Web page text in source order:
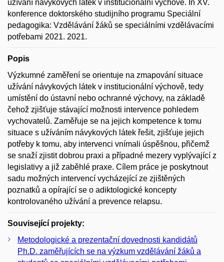
užívání návykových látek v institucionální výchově. In XV.
konference doktorského studijního programu Speciální
pedagogika: Vzdělávání žáků se speciálními vzdělávacími
potřebami 2021. 2021.
Popis
Výzkumné zaměření se orientuje na zmapování situace
užívání návykových látek v institucionální výchově, tedy
umístění do ústavní nebo ochranné výchovy, na základě
čehož zjišťuje stávající možnosti intervence pohledem
vychovatelů. Zaměřuje se na jejich kompetence k tomu
situace s užíváním návykových látek řešit, zjišťuje jejich
potřeby k tomu, aby intervenci vnímali úspěšnou, přičemž
se snaží zjistit dobrou praxi a případné mezery vyplývající z
legislativy a již zaběhlé praxe. Cílem práce je poskytnout
sadu možných intervencí vycházející ze zjištěných
poznatků a opírající se o adiktologické koncepty
kontrolovaného užívání a prevence relapsu.
Související projekty:
Metodologické a prezentační dovednosti kandidátů
Ph.D. zaměřujících se na výzkum vzdělávání žáků a